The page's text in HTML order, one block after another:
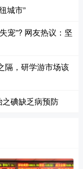
城市”
宠”? 网友热议：坚
隔，研学游市场该
碘缺乏病预防